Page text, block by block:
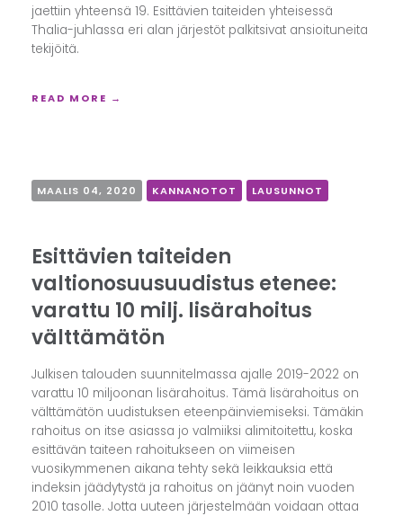
jaettiin yhteensä 19. Esittävien taiteiden yhteisessä
Thalia-juhlassa eri alan järjestöt palkitsivat ansioituneita
tekijöitä.
READ MORE →
MAALIS 04, 2020 KANNANOTOT LAUSUNNOT
Esittävien taiteiden
valtionosuusuudistus etenee:
varattu 10 milj. lisärahoitus
välttämätön
Julkisen talouden suunnitelmassa ajalle 2019-2022 on
varattu 10 miljoonan lisärahoitus. Tämä lisärahoitus on
välttämätön uudistuksen eteenpäinviemiseksi. Tämäkin
rahoitus on itse asiassa jo valmiiksi alimitoitettu, koska
esittävän taiteen rahoitukseen on viimeisen
vuosikymmenen aikana tehty sekä leikkauksia että
indeksin jäädytystä ja rahoitus on jäänyt noin vuoden
2010 tasolle. Jotta uuteen järjestelmään voidaan ottaa